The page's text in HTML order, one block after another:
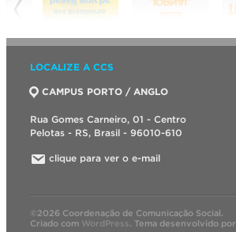
LOCALIZE A CCS
CAMPUS PORTO / ANGLO
Rua Gomes Carneiro, 01 - Centro
Pelotas - RS, Brasil - 96010-610
clique para ver o e-mail
©2026 Coordenação de Comunicação Social.
Criado com WordPress. Tema desenvolvido por